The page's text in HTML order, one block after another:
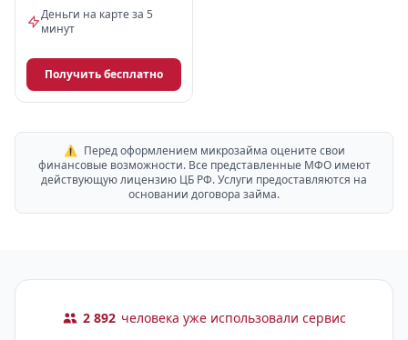
Деньги на карте за 5
минут
Получить бесплатно
⚠️ Перед оформлением микрозайма оцените свои
финансовые возможности. Все представленные МФО имеют
действующую лицензию ЦБ РФ. Услуги предоставляются на
основании договора займа.
2 892 человека уже использовали сервис